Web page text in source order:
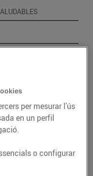
per mesurar l’ús
en un perfil
o configurar